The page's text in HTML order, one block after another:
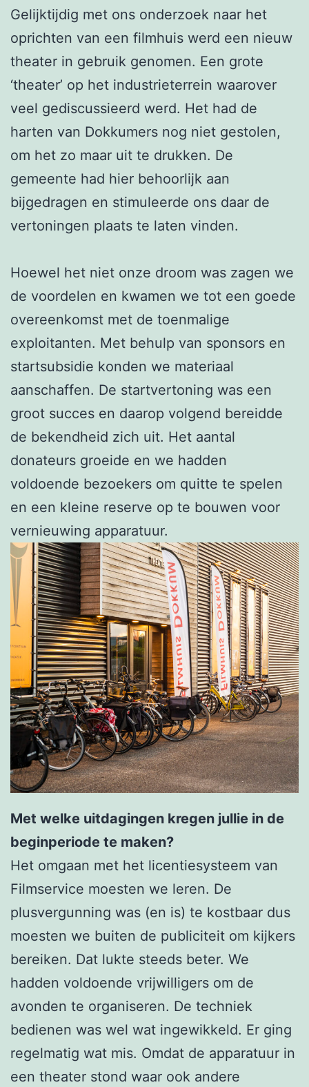
Gelijktijdig met ons onderzoek naar het
oprichten van een filmhuis werd een nieuw
theater in gebruik genomen. Een grote
‘theater’ op het industrieterrein waarover
veel gediscussieerd werd. Het had de
harten van Dokkumers nog niet gestolen,
om het zo maar uit te drukken. De
gemeente had hier behoorlijk aan
bijgedragen en stimuleerde ons daar de
vertoningen plaats te laten vinden.
Hoewel het niet onze droom was zagen we
de voordelen en kwamen we tot een goede
overeenkomst met de toenmalige
exploitanten. Met behulp van sponsors en
startsubsidie konden we materiaal
aanschaffen. De startvertoning was een
groot succes en daarop volgend bereidde
de bekendheid zich uit. Het aantal
donateurs groeide en we hadden
voldoende bezoekers om quitte te spelen
en een kleine reserve op te bouwen voor
vernieuwing apparatuur.
Met welke uitdagingen kregen jullie in de
beginperiode te maken?
Het omgaan met het licentiesysteem van
Filmservice moesten we leren. De
plusvergunning was (en is) te kostbaar dus
moesten we buiten de publiciteit om kijkers
bereiken. Dat lukte steeds beter. We
hadden voldoende vrijwilligers om de
avonden te organiseren. De techniek
bedienen was wel wat ingewikkeld. Er ging
regelmatig wat mis. Omdat de apparatuur in
een theater stond waar ook andere